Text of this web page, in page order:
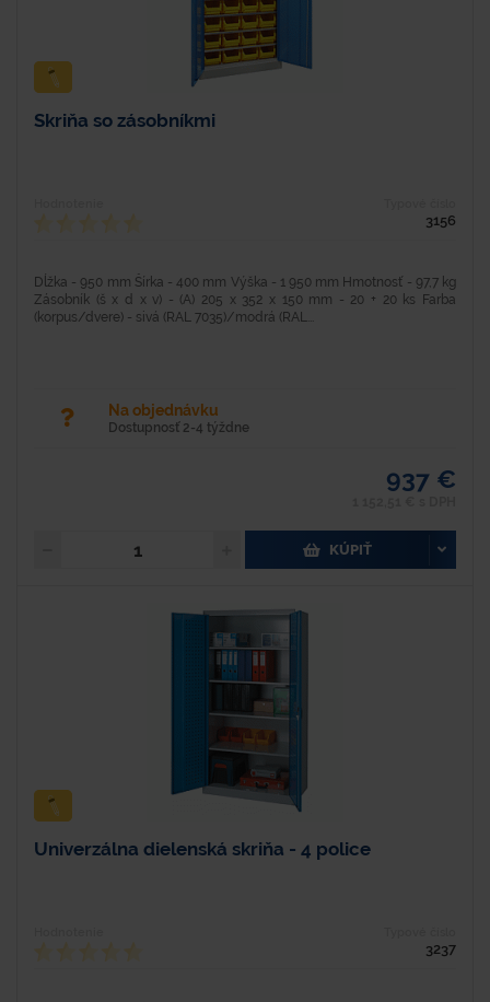
Skriňa so zásobníkmi
3156
Dĺžka - 950 mm Šírka - 400 mm Výška - 1 950 mm Hmotnosť - 97,7 kg
Zásobník (š x d x v) - (A) 205 x 352 x 150 mm - 20 + 20 ks Farba
(korpus/dvere) - sivá (RAL 7035)/modrá (RAL...
Na objednávku
Dostupnosť 2-4 týždne
937 €
KÚPIŤ
Univerzálna dielenská skriňa - 4 police
3237